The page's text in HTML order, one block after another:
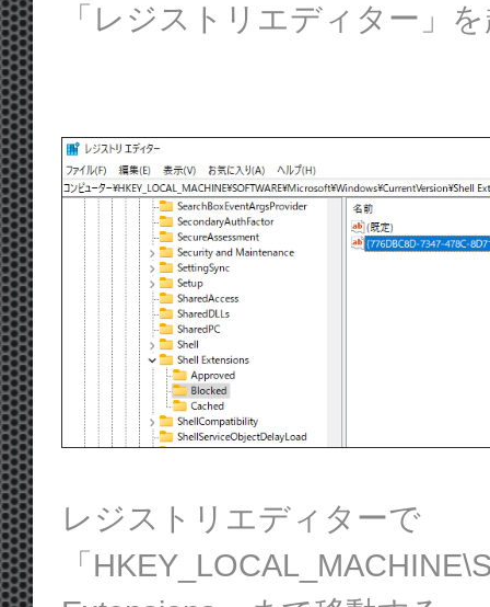
「レジストリエディター」
レジストリエディターで
「